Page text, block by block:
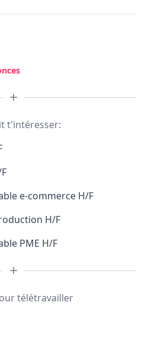
t'intéresser:
e-commerce H/F
H/F
PME H/F
télétravailler